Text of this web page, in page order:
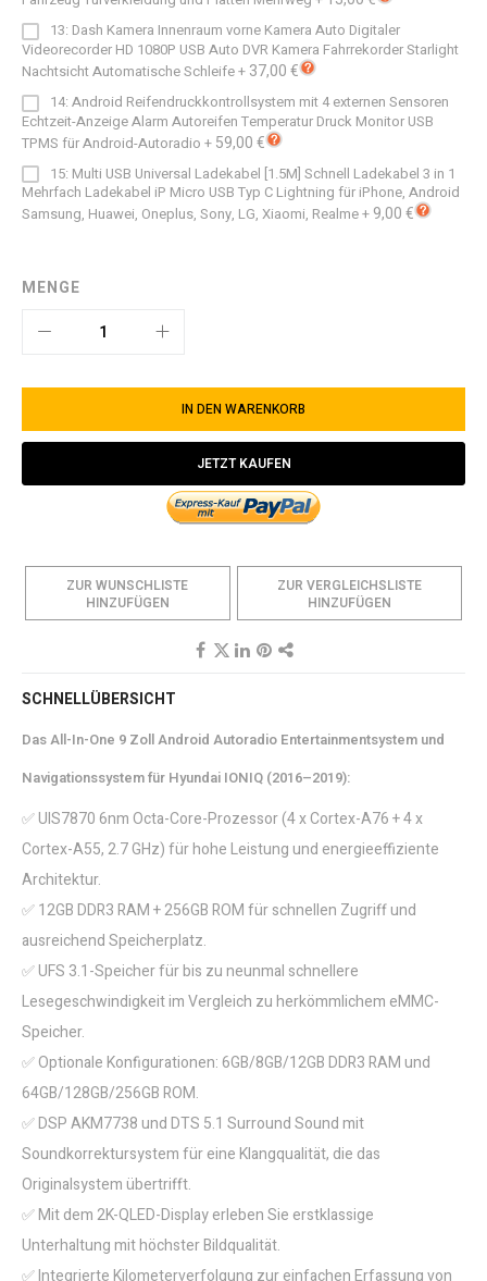
13: Dash Kamera Innenraum vorne Kamera Auto Digitaler
Videorecorder HD 1080P USB Auto DVR Kamera Fahrrekorder Starlight
Nachtsicht Automatische Schleife+ 37,00 €
14: Android Reifendruckkontrollsystem mit 4 externen Sensoren
Echtzeit-Anzeige Alarm Autoreifen Temperatur Druck Monitor USB
TPMS für Android-Autoradio + 59,00 €
15: Multi USB Universal Ladekabel [1.5M] Schnell Ladekabel 3 in 1
Mehrfach Ladekabel iP Micro USB Typ C Lightning für iPhone, Android
Samsung, Huawei, Oneplus, Sony, LG, Xiaomi, Realme+ 9,00 €
MENGE
IN DEN WARENKORB
JETZT KAUFEN
ZUR WUNSCHLISTE
HINZUFÜGEN
ZUR VERGLEICHSLISTE
HINZUFÜGEN
SCHNELLÜBERSICHT
Das All-In-One 9 Zoll Android Autoradio Entertainmentsystem und
Navigationssystem für Hyundai IONIQ (2016–2019):
✅ UIS7870 6nm Octa-Core-Prozessor (4 x Cortex-A76 + 4 x
Cortex-A55, 2.7 GHz) für hohe Leistung und energieeffiziente
Architektur.
✅ 12GB DDR3 RAM + 256GB ROM für schnellen Zugriff und
ausreichend Speicherplatz.
✅ UFS 3.1-Speicher für bis zu neunmal schnellere
Lesegeschwindigkeit im Vergleich zu herkömmlichem eMMC-
Speicher.
✅ Optionale Konfigurationen: 6GB/8GB/12GB DDR3 RAM und
64GB/128GB/256GB ROM.
✅ DSP AKM7738 und DTS 5.1 Surround Sound mit
Soundkorrektursystem für eine Klangqualität, die das
Originalsystem übertrifft.
✅ Mit dem 2K-QLED-Display erleben Sie erstklassige
Unterhaltung mit höchster Bildqualität.
✅ Integrierte Kilometerverfolgung zur einfachen Erfassung von